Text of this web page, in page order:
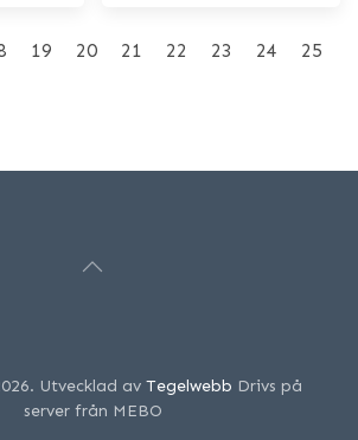
19 20 21 22 23 24 25
Utvecklad av Tegelwebb Drivs på
server från MEBO